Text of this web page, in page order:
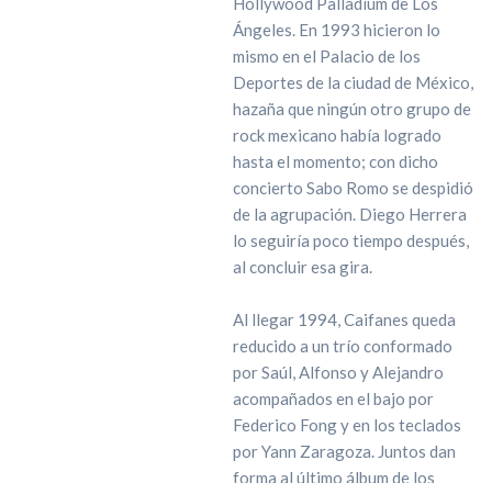
Ángeles. En 1993 hicieron lo
mismo en el Palacio de los
Deportes de la ciudad de México,
hazaña que ningún otro grupo de
rock mexicano había logrado
hasta el momento; con dicho
concierto Sabo Romo se despidió
de la agrupación. Diego Herrera
lo seguiría poco tiempo después,
al concluir esa gira.
Al llegar 1994, Caifanes queda
reducido a un trío conformado
por Saúl, Alfonso y Alejandro
acompañados en el bajo por
Federico Fong y en los teclados
por Yann Zaragoza. Juntos dan
forma al último álbum de los